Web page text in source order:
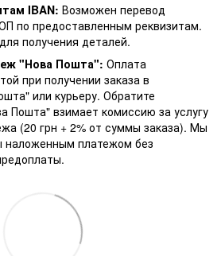
IBAN: Возможен перевод
по предоставленным реквизитам.
получения деталей.
"Нова Пошта": Оплата
при получении заказа в
или курьеру. Обратите
Пошта" взимает комиссию за услугу
(20 грн + 2% от суммы заказа). Мы
наложенным платежом без